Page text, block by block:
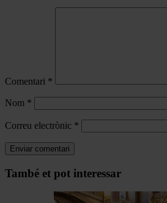
Comentari *
Nom *
Correu electrònic *
Navegar
També et pot interessar